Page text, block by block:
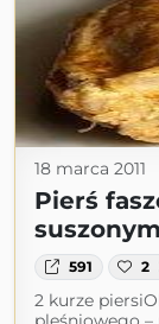
18 marca 2011
Pierś
591 2
2 kurze